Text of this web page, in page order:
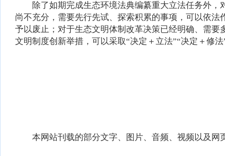
除了如期完成生态环境法典编纂重大立法任务外，
尚不充分，需要先行先试、探索积累的事项，可以依
予以废止；对于生态文明体制改革决策已经明确、需
文明制度创新举措，可以采取“决定＋立法”“决定＋修
本网站刊载的部分文字、图片、音频、视频以及网